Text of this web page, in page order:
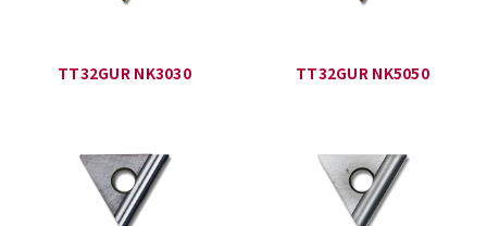
TT32GUR NK3030 TT32GUR NK5050